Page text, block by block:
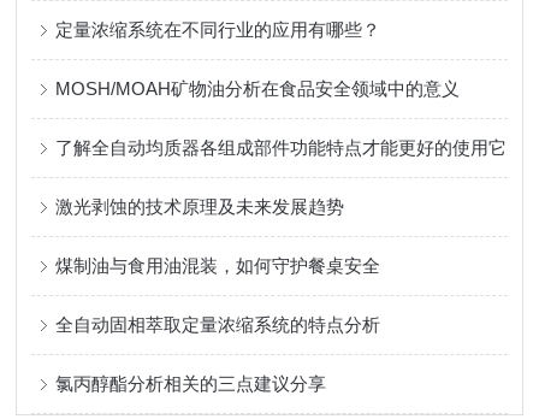
定量浓缩系统在不同行业的应用有哪些？
MOSH/MOAH矿物油分析在食品安全领域中的意义
了解全自动均质器各组成部件功能特点才能更好的使用它
激光剥蚀的技术原理及未来发展趋势
煤制油与食用油混装，如何守护餐桌安全
全自动固相萃取定量浓缩系统的特点分析
氯丙醇酯分析相关的三点建议分享